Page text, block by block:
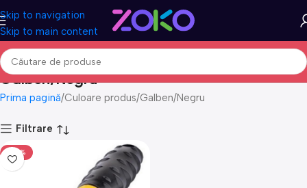
Skip to navigation
Skip to main content
Galben/Negru
Prima pagină Culoare produs Galben/Negru
Filtrare
-50%